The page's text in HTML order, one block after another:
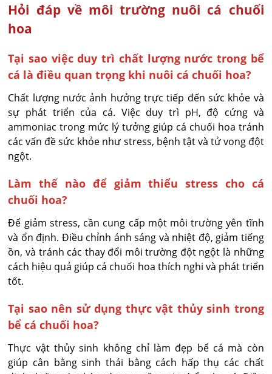
Hỏi đáp về môi trường nuôi cá chuối
hoa
Tại sao việc duy trì chất lượng nước trong bể
cá là điều quan trọng khi nuôi cá chuối hoa?
Chất lượng nước ảnh hưởng trực tiếp đến sức khỏe và
sự phát triển của cá. Việc duy trì pH, độ cứng và
ammoniac trong mức lý tưởng giúp cá chuối hoa tránh
các vấn đề sức khỏe như stress, bệnh tật và tử vong đột
ngột.
Làm thế nào để giảm thiểu stress cho cá
chuối hoa?
Để giảm stress, cần cung cấp một môi trường yên tĩnh
và ổn định. Điều chỉnh ánh sáng và nhiệt độ, giảm tiếng
ồn, và tránh các thay đổi môi trường đột ngột là những
cách hiệu quả giúp cá chuối hoa thích nghi và phát triển
tốt.
Tại sao nên sử dụng thực vật thủy sinh trong
bể cá chuối hoa?
Thực vật thủy sinh không chỉ làm đẹp bể cá mà còn
giúp cân bằng sinh thái bằng cách hấp thụ các chất